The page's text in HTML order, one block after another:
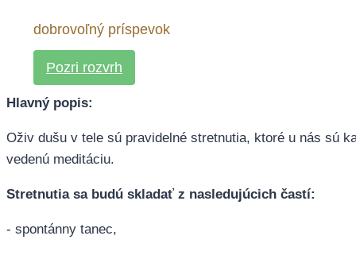
dobrovoľný príspevok
Pozri rozvrh
Hlavný popis:
Oživ dušu v tele sú pravidelné stretnutia, ktoré u nás sú
vedenú meditáciu.
Stretnutia sa budú skladať z nasledujúcich častí:
- spontánny tanec,